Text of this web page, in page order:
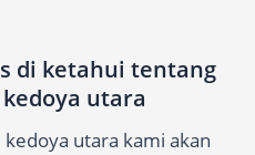
di ketahui tentang
utara
utara kami akan